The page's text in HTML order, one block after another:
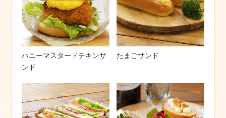
ハニーマスタードチキンサ
ンド
たまごサンド